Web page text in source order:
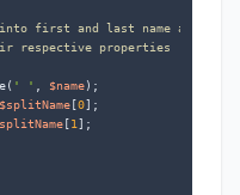
first and last name and
respective properties
' ' $name);
$splitName[0];
[1 ];